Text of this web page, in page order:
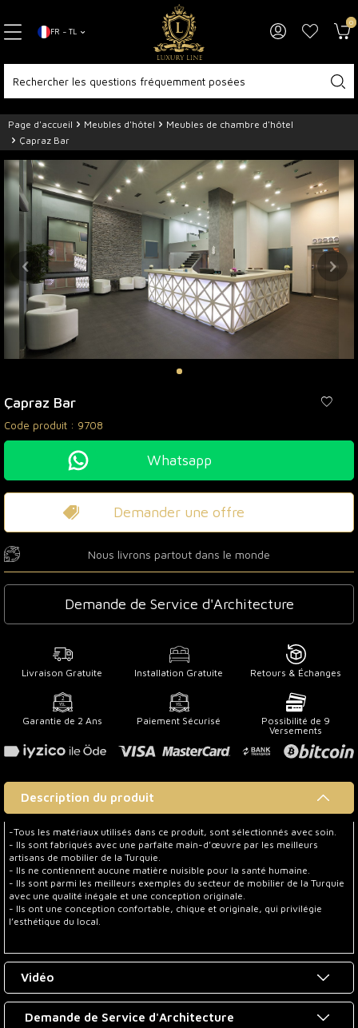
FR − TL
0
Page d'accueil Meubles d'hôtel
Meubles de chambre d'hôtel
Çapraz Bar
Çapraz Bar
Code produit : 9708
Whatsapp
Demander une offre
Nous livrons partout dans le monde
Demande de Service d'Architecture
Livraison Gratuite Installation Gratuite Retours & Échanges
Garantie de 2 Ans Paiement Sécurisé
Possibilité de 9
Versements
Description du produit
-Tous les matériaux utilisés dans ce produit, sont sélectionnés avec soin.
- Ils sont fabriqués avec une parfaite main-d’œuvre par les meilleurs
artisans de mobilier de la Turquie.
- Ils ne contiennent aucune matière nuisible pour la santé humaine.
- Ils sont parmi les meilleurs exemples du secteur de mobilier de la Turquie
avec une qualité inégale et une conception originale.
- Ils ont une conception confortable, chique et originale, qui privilégie
l’esthétique du local.
Vidéo
Demande de Service d'Architecture